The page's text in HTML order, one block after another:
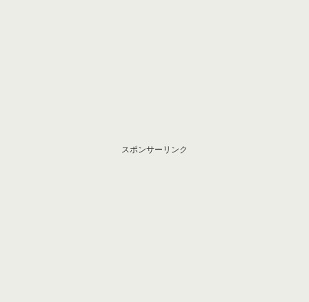
スポンサーリンク